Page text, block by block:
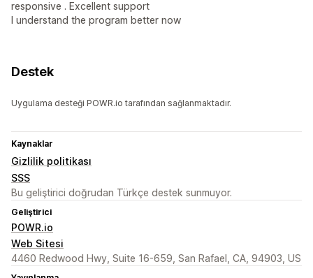
responsive . Excellent support
I understand the program better now
Destek
Uygulama desteği POWR.io tarafından sağlanmaktadır.
Kaynaklar
Gizlilik politikası
SSS
Bu geliştirici doğrudan Türkçe destek sunmuyor.
Geliştirici
POWR.io
Web Sitesi
4460 Redwood Hwy, Suite 16-659, San Rafael, CA, 94903, US